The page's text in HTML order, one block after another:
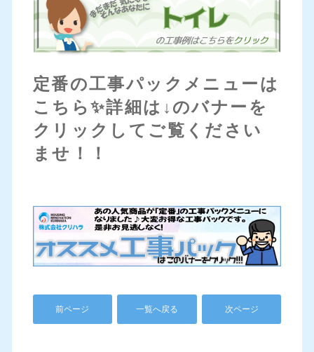
定番の工事パックメニューは
こちら✨詳細は↓のバナーを
クリックしてご覧ください
ませ！！
前ページ 一覧へ戻る 次ページ